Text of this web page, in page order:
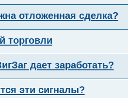
отложенная сделка?
торговли
дает заработать?
эти сигналы?